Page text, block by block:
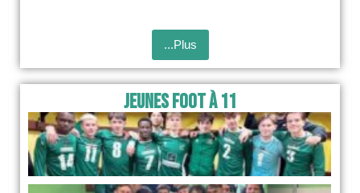
...Plus
Jeunes foot à 11